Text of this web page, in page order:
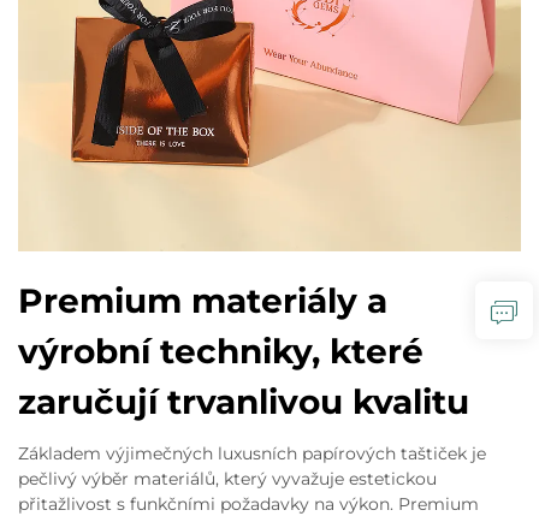
Premium materiály a
výrobní techniky, které
zaručují trvanlivou kvalitu
Základem výjimečných luxusních papírových taštiček je
pečlivý výběr materiálů, který vyvažuje estetickou
přitažlivost s funkčními požadavky na výkon. Premium